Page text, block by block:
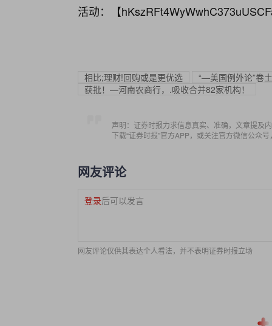
活动：【
相比;理财!回购或是更优选
“—美国例外论”卷
获批！—河南农商行，.吸收合并82家机构！
声明：证券时报力求信息真实、准确，文章提及
下载“证券时报”官方APP，或关注官方微信公众
网友评论
登录后可以发言
网友评论仅供其表达个人看法，并不表明证券时报立场